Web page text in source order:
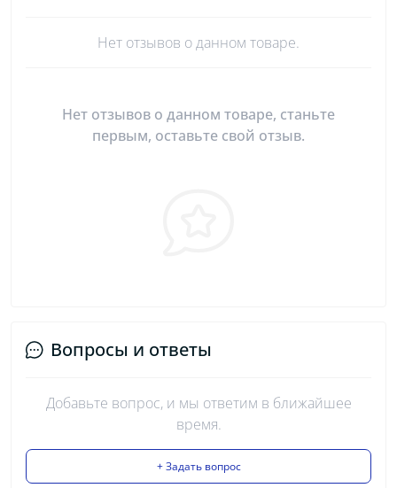
Нет отзывов о данном товаре.
Нет отзывов о данном товаре, станьте
первым, оставьте свой отзыв.
Вопросы и ответы
Добавьте вопрос, и мы ответим в ближайшее
время.
+ Задать вопрос